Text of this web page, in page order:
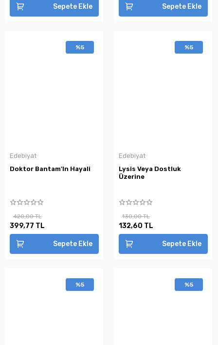
Sepete Ekle Sepete Ekle
%5
Edebiyat
Doktor Bantam'In Hayali
420,00 TL
399,77 TL
Sepete Ekle
%5
Edebiyat
Lysis Veya Dostluk
Üzerine
130,00 TL
132,60 TL
Sepete Ekle
%5 %5